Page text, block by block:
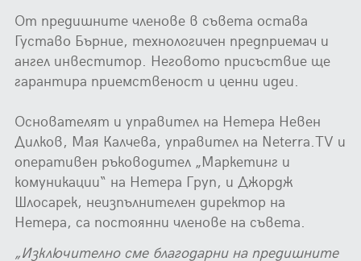
От предишните членове в съвета остава
Густаво Бърние, технологичен предприемач и
ангел инвеститор. Неговото присъствие ще
гарантира приемственост и ценни идеи.
Основателят и управител на Нетера Невен
Дилков, Мая Калчева, управител на Neterra.TV и
оперативен ръководител „Маркетинг и
комуникации“ на Нетера Груп, и Джордж
Шлосарек, неизпълнителен директор на
Нетера, са постоянни членове на съвета.
„Изключително сме благодарни на предишните